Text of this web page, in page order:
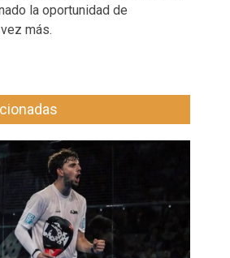
la oportunidad de
más.